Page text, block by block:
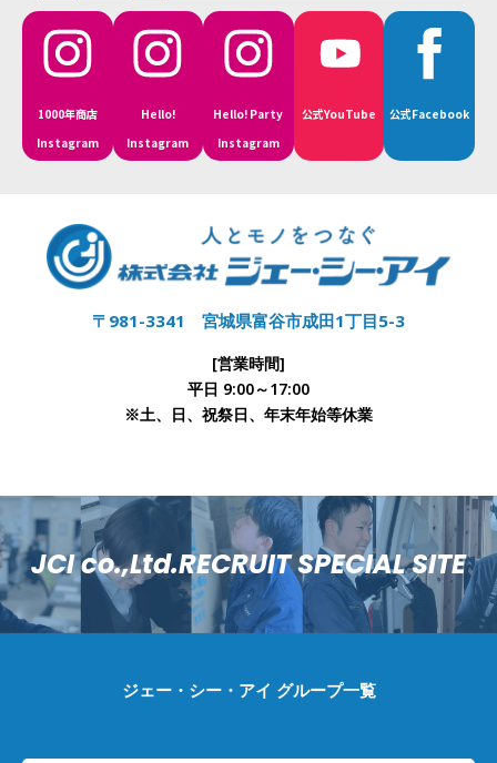
1000年商店
Instagram
Hello!
Instagram
Hello! Party
Instagram
公式YouTube 公式Facebook
〒981-3341 宮城県富谷市成田1丁目5-3
[営業時間]
平日 9:00～17:00
※土、日、祝祭日、年末年始等休業
JCI co.,Ltd.RECRUIT SPECIAL SITE
ジェー・シー・アイ グループ一覧